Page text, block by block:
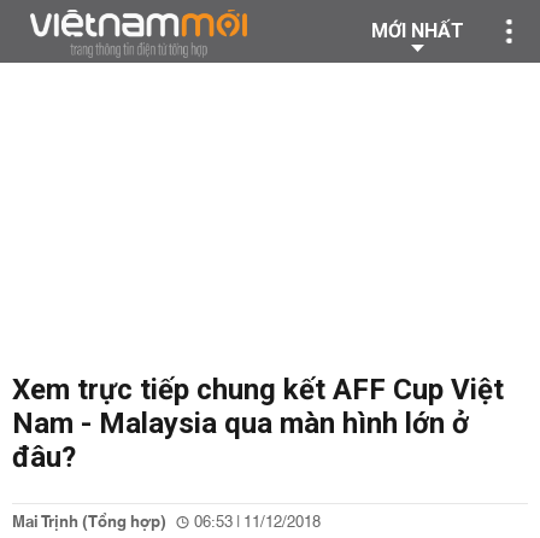
MỚI NHẤT
Xem trực tiếp chung kết AFF Cup Việt
Nam - Malaysia qua màn hình lớn ở
đâu?
Mai Trịnh (Tổng hợp) 06:53 | 11/12/2018